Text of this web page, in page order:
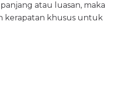
atau luasan, maka
kerapatan khusus untuk